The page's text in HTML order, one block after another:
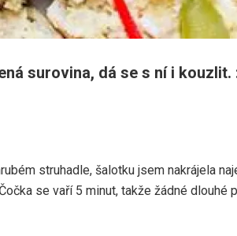
surovina, dá se s ní i kouzlit.
struhadle, šalotku jsem nakrájela
se vaří 5 minut, takže žádné dlouhé